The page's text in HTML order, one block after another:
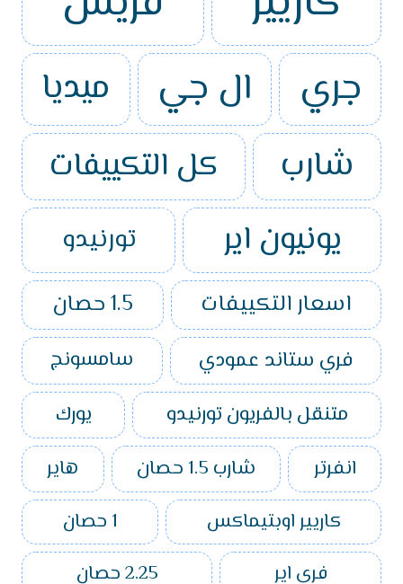
جري ال جي ميديا
شارب
كل التكييفات
يونيون اير
تورنيدو
اسعار التكييفات 1.5 حصان
فري ستاند عمودي
سامسونج
متنقل بالفريون تورنيدو
يورك
انفرتر
شارب 1.5 حصان
هاير
كاريير اوبتيماكس
1 حصان
فري اير
2.25 حصان